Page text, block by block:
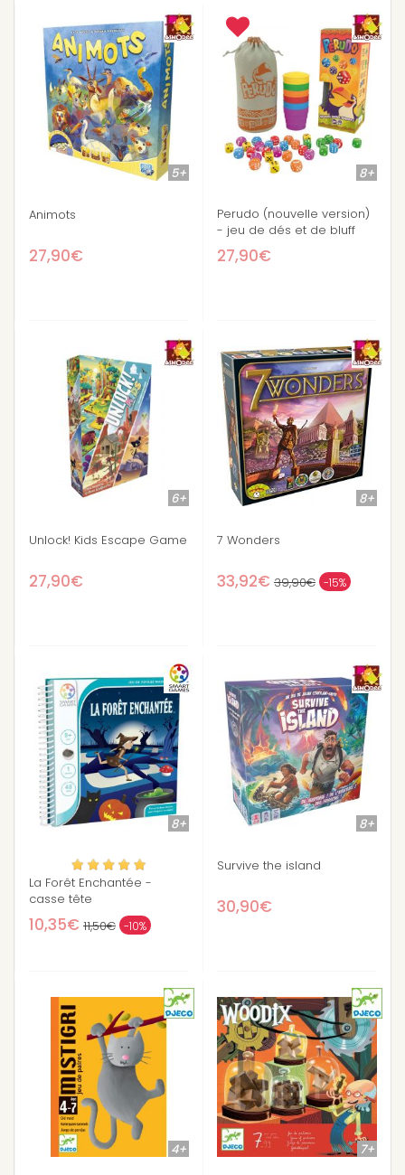
5+
Animots
27,90€
8+
Perudo (nouvelle version)
- jeu de dés et de bluff
27,90€
6+
Unlock! Kids Escape Game
27,90€
8+
7 Wonders
33,92€ 39,90€ -15%
8+
La Forêt Enchantée -
casse tête
10,35€ 11,50€ -10%
8+
Survive the island
30,90€
4+ 7+